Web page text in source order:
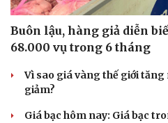
Buôn lậu, hàng giả diễn
68.000 vụ trong 6 tháng
Vì sao giá vàng thế giới
giảm?
Giá bạc hôm nay: Giá bạc